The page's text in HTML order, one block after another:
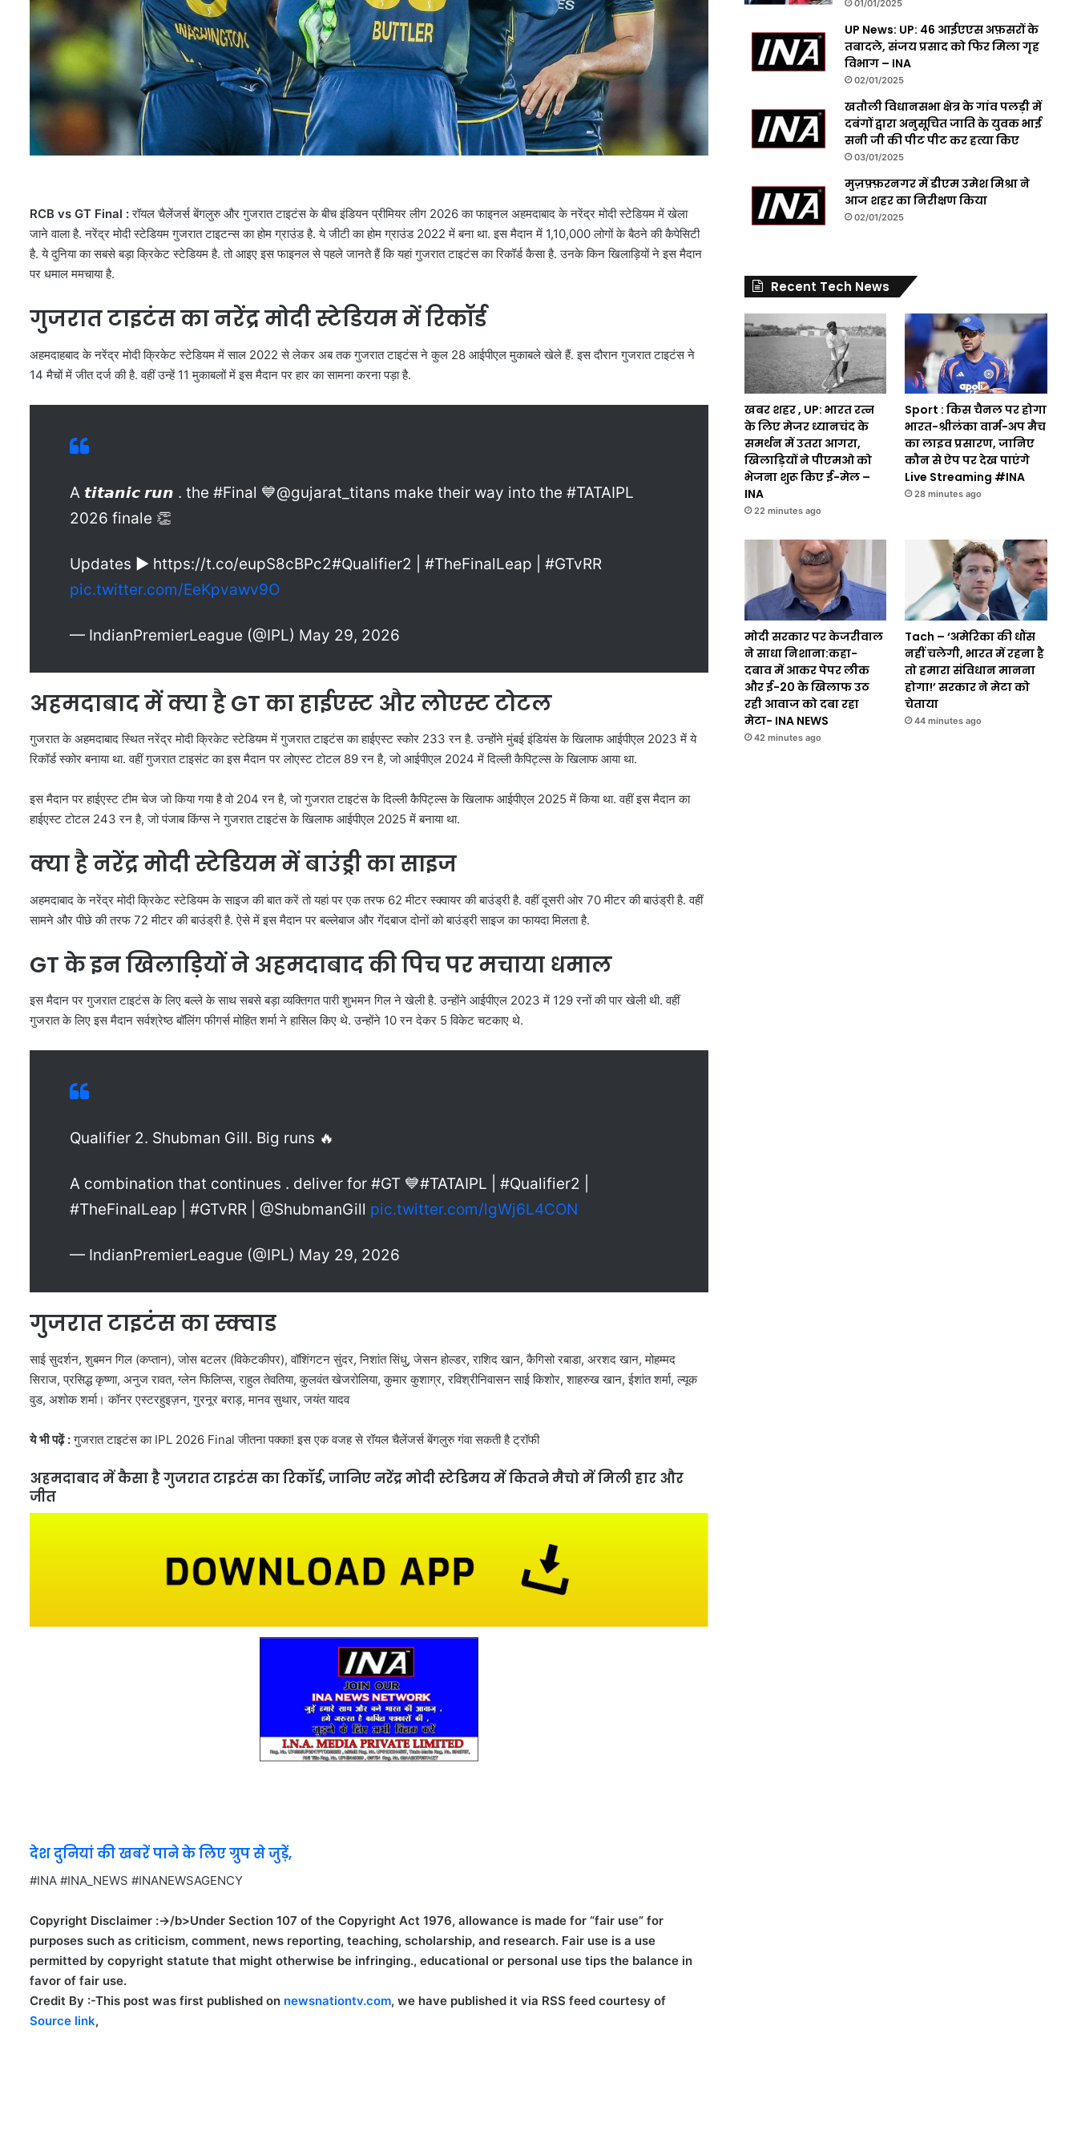
RCB vs GT Final :रॉयल चैलेंजर्स बेंगलुरु और गुजरात टाइटंस के बीच इंडियन प्रीमियर लीग 2026 का फाइनल अहमदाबाद के नरेंद्र मोदी स्टेडियम में खेला
जाने वाला है. नरेंद्र मोदी स्टेडियम गुजरात टाइटन्स का होम ग्राउंड है. ये जीटी का होम ग्राउंड 2022 में बना था. इस मैदान में 1,10,000 लोगों के बैठने की कैपेसिटी
है. ये दुनिया का सबसे बड़ा क्रिकेट स्टेडियम है. तो आइए इस फाइनल से पहले जानते हैं कि यहां गुजरात टाइटंस का रिकॉर्ड कैसा है. उनके किन खिलाड़ियों ने इस मैदान
पर धमाल ममचाया है.
गुजरात टाइटंस का नरेंद्र मोदी स्टेडियम में रिकॉर्ड
अहमदाहबाद के नरेंद्र मोदी क्रिकेट स्टेडियम में साल 2022 से लेकर अब तक गुजरात टाइटंस ने कुल 28 आईपीएल मुकाबले खेले हैं. इस दौरान गुजरात टाइटंस ने
14 मैचों में जीत दर्ज की है. वहीं उन्हें 11 मुकाबलों में इस मैदान पर हार का सामना करना पड़ा है.
A 𝙩𝙞𝙩𝙖𝙣𝙞𝙘 𝙧𝙪𝙣 . the #Final 💙@gujarat_titans make their way into the #TATAIPL
2026 finale 👏
Updates ▶️ https://t.co/eupS8cBPc2#Qualifier2 | #TheFinalLeap | #GTvRR
pic.twitter.com/EeKpvawv9O
— IndianPremierLeague (@IPL) May 29, 2026
अहमदाबाद में क्या है GT का हाईएस्ट और लोएस्ट टोटल
गुजरात के अहमदाबाद स्थित नरेंद्र मोदी क्रिकेट स्टेडियम में गुजरात टाइटंस का हाईएस्ट स्कोर 233 रन है. उन्होंने मुंबई इंडियंस के खिलाफ आईपीएल 2023 में ये
रिकॉर्ड स्कोर बनाया था. वहीं गुजरात टाइसंट का इस मैदान पर लोएस्ट टोटल 89 रन है, जो आईपीएल 2024 में दिल्ली कैपिट्ल्स के खिलाफ आया था.
इस मैदान पर हाईएस्ट टीम चेज जो किया गया है वो 204 रन है, जो गुजरात टाइटंस के दिल्ली कैपिट्ल्स के खिलाफ आईपीएल 2025 में किया था. वहीं इस मैदान का
हाईएस्ट टोटल 243 रन है, जो पंजाब किंग्स ने गुजरात टाइटंस के खिलाफ आईपीएल 2025 में बनाया था.
क्या है नरेंद्र मोदी स्टेडियम में बाउंड्री का साइज
अहमदाबाद के नरेंद्र मोदी क्रिकेट स्टेडियम के साइज की बात करें तो यहां पर एक तरफ 62 मीटर स्क्वायर की बाउंड्री है. वहीं दूसरी ओर 70 मीटर की बाउंड्री है. वहीं
सामने और पीछे की तरफ 72 मीटर की बाउंड्री है. ऐसे में इस मैदान पर बल्लेबाज और गेंदबाज दोनों को बाउंड्री साइज का फायदा मिलता है.
GT के इन खिलाड़ियों ने अहमदाबाद की पिच पर मचाया धमाल
इस मैदान पर गुजरात टाइटंस के लिए बल्ले के साथ सबसे बड़ा व्यक्तिगत पारी शुभमन गिल ने खेली है. उन्होंने आईपीएल 2023 में 129 रनों की पार खेली थी. वहीं
गुजरात के लिए इस मैदान सर्वश्रेष्ठ बॉलिंग फीगर्स मोहित शर्मा ने हासिल किए थे. उन्होंने 10 रन देकर 5 विकेट चटकाए थे.
Qualifier 2. Shubman Gill. Big runs 🔥
A combination that continues . deliver for #GT 💙#TATAIPL | #Qualifier2 |
#TheFinalLeap | #GTvRR | @ShubmanGill pic.twitter.com/lgWj6L4CON
— IndianPremierLeague (@IPL) May 29, 2026
गुजरात टाइटंस का स्क्वाड
साई सुदर्शन, शुबमन गिल (कप्तान), जोस बटलर (विकेटकीपर), वॉशिंगटन सुंदर, निशांत सिंधु, जेसन होल्डर, राशिद खान, कैगिसो रबाडा, अरशद खान, मोहम्मद
सिराज, प्रसिद्ध कृष्णा, अनुज रावत, ग्लेन फिलिप्स, राहुल तेवतिया, कुलवंत खेजरोलिया, कुमार कुशाग्र, रविश्रीनिवासन साई किशोर, शाहरुख खान, ईशांत शर्मा, ल्यूक
वुड, अशोक शर्मा। कॉनर एस्टरहुइज़न, गुरनूर बराड़, मानव सुथार, जयंत यादव
ये भी पढ़ें :गुजरात टाइटंस का IPL 2026 Final जीतना पक्का! इस एक वजह से रॉयल चैलेंजर्स बेंगलुरु गंवा सकती है ट्रॉफी
अहमदाबाद में कैसा है गुजरात टाइटंस का रिकॉर्ड, जानिए नरेंद्र मोदी स्टेडिमय में कितने मैचो में मिली हार और
जीत
देश दुनियां की खबरें पाने के लिए ग्रुप से जुड़ें,
#INA #INA_NEWS #INANEWSAGENCY
Copyright Disclaimer :->/b>Under Section 107 of the Copyright Act 1976, allowance is made for “fair use” for
purposes such as criticism, comment, news reporting, teaching, scholarship, and research. Fair use is a use
permitted by copyright statute that might otherwise be infringing., educational or personal use tips the balance in
favor of fair use.
Credit By :-This post was first published on newsnationtv.com, we have published it via RSS feed courtesy of
Source link,
01/01/2025
UP News: UP: 46 आईएएस अफ़सरों के
तबादले, संजय प्रसाद को फिर मिला गृह
विभाग – INA
02/01/2025
खतौली विधानसभा क्षेत्र के गांव पलड़ी में
दबंगों द्वारा अनुसूचित जाति के युवक भाई
सनी जी की पीट पीट कर हत्या किए
03/01/2025
मुज़फ़्फ़रनगर में डीएम उमेश मिश्रा ने
आज शहर का निरीक्षण किया
02/01/2025
Recent Tech News
खबर शहर , UP: भारत रत्न
के लिए मेजर ध्यानचंद के
समर्थन में उतरा आगरा,
खिलाड़ियों ने पीएमओ को
भेजना शुरू किए ई-मेल –
INA
22 minutes ago
Sport : किस चैनल पर होगा
भारत-श्रीलंका वार्म-अप मैच
का लाइव प्रसारण, जानिए
कौन से ऐप पर देख पाएंगे
Live Streaming #INA
28 minutes ago
मोदी सरकार पर केजरीवाल
ने साधा निशाना:कहा-
दबाव में आकर पेपर लीक
और ई-20 के खिलाफ उठ
रही आवाज को दबा रहा
मेटा- INA NEWS
42 minutes ago
Tach – ‘अमेरिका की धौंस
नहीं चलेगी, भारत में रहना है
तो हमारा संविधान मानना
होगा!’ सरकार ने मेटा को
चेताया
44 minutes ago